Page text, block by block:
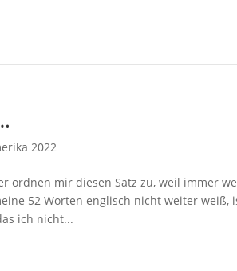
2022
ordnen mir diesen Satz zu, weil immer
52 Worten englisch nicht weiter weiß,
ich nicht...